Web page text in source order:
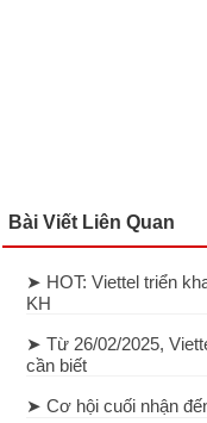
Bài Viết Liên Quan
➤ HOT: Viettel triển
KH
➤ Từ 26/02/2025,
cần biết
➤ Cơ hội cuối nhận